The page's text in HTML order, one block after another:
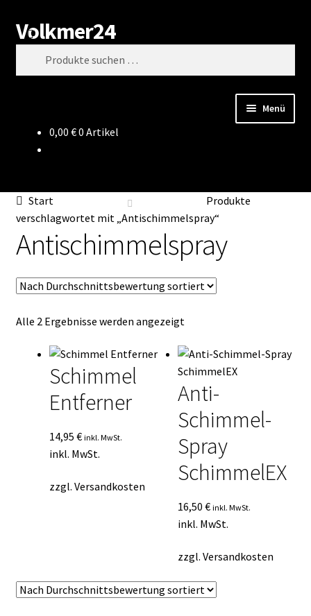
Zur
Navigation
springen
Zum
Inhalt
springen
Volkmer24
Suchen
Menü
Impressum
Datenschutz
Impressum
Kasse
Mein Konto
Mein Konto
Vertrag widerrufen
0,00 €0 Artikel
Start
Produkte
verschlagwortet mit „Antischimmelspray“
Antischimmelspray
Alle 2 Ergebnisse werden angezeigtNach
sortiert
Schimmel
Entferner
14,95 € inkl. MwSt.
inkl. MwSt.
zzgl. Versandkosten
Anti-
Schimmel-
Spray
SchimmelEX
16,50€ inkl. MwSt.
inkl. MwSt.
zzgl.Versandkosten